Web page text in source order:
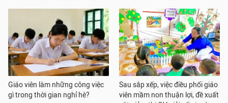
Giáo viên làm những công việc
gì trong thời gian nghỉ hè?
Sau sắp xếp, việc điều phối giáo
viên mầm non thuận lợi, đề xuất